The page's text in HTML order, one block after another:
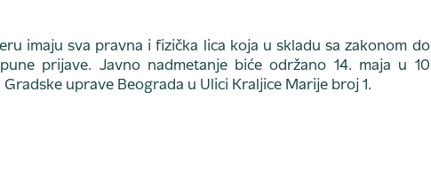
imaju sva pravna i fizička lica koja u skladu sa zakonom do
prijave. Javno nadmetanje biće održano 14. maja u 10
uprave Beograda u Ulici Kraljice Marije broj 1.